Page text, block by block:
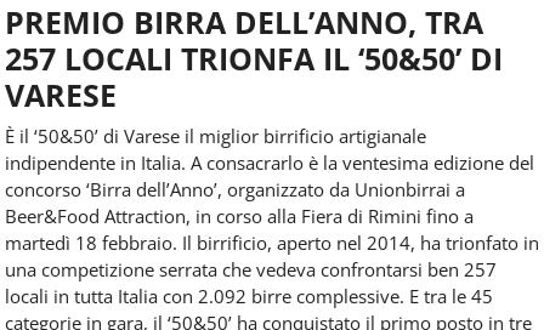
PREMIO BIRRA DELL’ANNO, TRA
257 LOCALI TRIONFA IL ‘50&50’ DI
VARESE
È il ‘50&50’ di Varese il miglior birrificio artigianale
indipendente in Italia. A consacrarlo è la ventesima edizione del
concorso ‘Birra dell’Anno’, organizzato da Unionbirrai a
Beer&Food Attraction, in corso alla Fiera di Rimini fino a
martedì 18 febbraio. Il birrificio, aperto nel 2014, ha trionfato in
una competizione serrata che vedeva confrontarsi ben 257
locali in tutta Italia con 2.092 birre complessive. E tra le 45
categorie in gara, il ‘50&50’ ha conquistato il primo posto in tre